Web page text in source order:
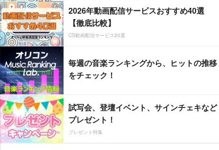
2026年動画配信サービスおすすめ40選
【徹底比較】
CS動画配信サービス20選
毎週の音楽ランキングから、ヒットの推移
をチェック！
試写会、登壇イベント、サインチェキなど
プレゼント！
プレゼント特集